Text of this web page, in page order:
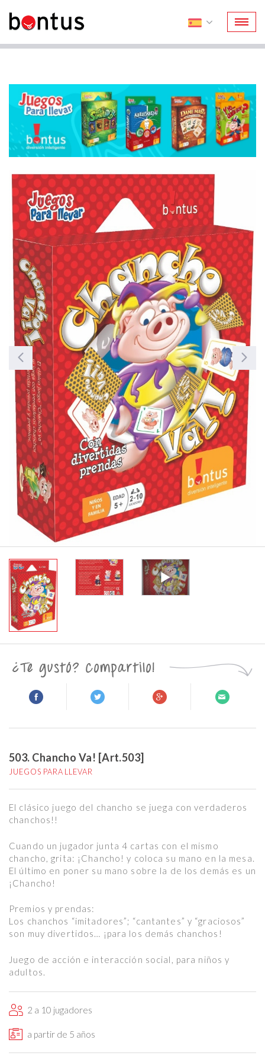
503. Chancho Va! [Art.503]
JUEGOS PARA LLEVAR
El clásico juego del chancho se juega con verdaderos
chanchos!!
Cuando un jugador junta 4 cartas con el mismo
chancho, grita: ¡Chancho! y coloca su mano en la mesa.
El último en poner su mano sobre la de los demás es un
¡Chancho!
Premios y prendas:
Los chanchos “imitadores”; “cantantes” y “graciosos”
son muy divertidos… ¡para los demás chanchos!
Juego de acción e interacción social, para niños y
adultos.
2 a 10 jugadores
a partir de 5 años